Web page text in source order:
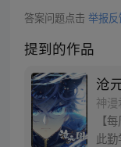
答案问题点击 举报反
提到的作品
沧
神漫
【
此